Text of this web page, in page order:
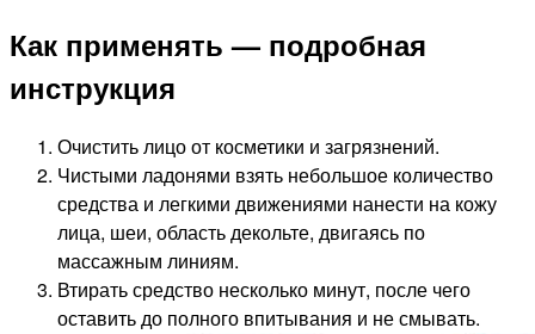
Как применять — подробная
инструкция
Очистить лицо от косметики и загрязнений.
Чистыми ладонями взять небольшое количество
средства и легкими движениями нанести на кожу
лица, шеи, область декольте, двигаясь по
массажным линиям.
Втирать средство несколько минут, после чего
оставить до полного впитывания и не смывать.